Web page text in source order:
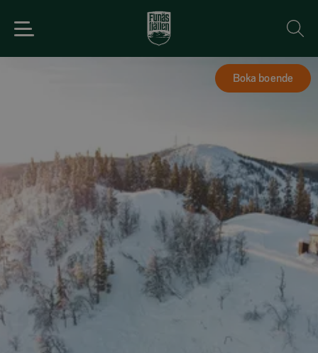
Boka boende